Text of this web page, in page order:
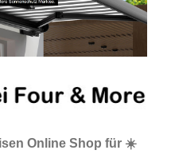
Online Shop für ☀️